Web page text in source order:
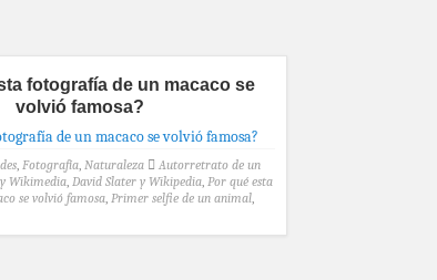
fotografía de un macaco se
volvió famosa?
, Fotografía, Naturaleza
Autorretrato de un
Wikimedia, David Slater y Wikipedia, Por qué esta
se volvió famosa, Primer selfie de un animal,